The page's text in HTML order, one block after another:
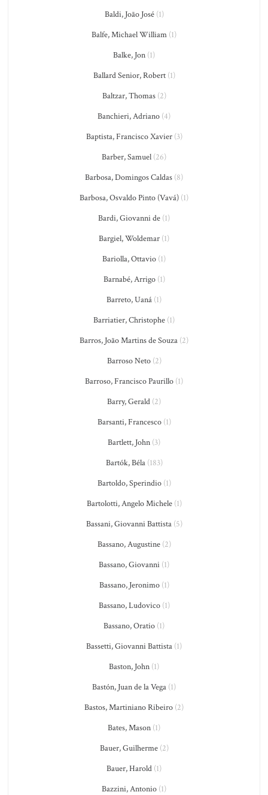
Baldi, João José(1)
Balfe, Michael William (1)
Balke, Jon (1)
Ballard Senior, Robert(1)
Baltzar, Thomas(2)
Banchieri, Adriano (4)
Baptista, Francisco Xavier(3)
Barber, Samuel (26)
Barbosa, Domingos Caldas (8)
Barbosa, Osvaldo Pinto (Vavá) (1)
Bardi, Giovanni de (1)
Bargiel, Woldemar (1)
Bariolla, Ottavio (1)
Barnabé, Arrigo(1)
Barreto, Uaná (1)
Barriatier, Christophe (1)
Barros, João Martins de Souza (2)
Barroso Neto(2)
Barroso, Francisco Paurillo (1)
Barry, Gerald (2)
Barsanti, Francesco(1)
Bartlett, John (3)
Bartók, Béla(183)
Bartoldo, Sperindio(1)
Bartolotti, Angelo Michele(1)
Bassani, Giovanni Battista(5)
Bassano, Augustine(2)
Bassano, Giovanni (1)
Bassano, Jeronimo(1)
Bassano, Ludovico(1)
Bassano, Oratio (1)
Bassetti, Giovanni Battista (1)
Baston, John (1)
Bastón, Juan de la Vega (1)
Bastos, Martiniano Ribeiro (2)
Bates, Mason (1)
Bauer, Guilherme(2)
Bauer, Harold (1)
Bazzini, Antonio (1)